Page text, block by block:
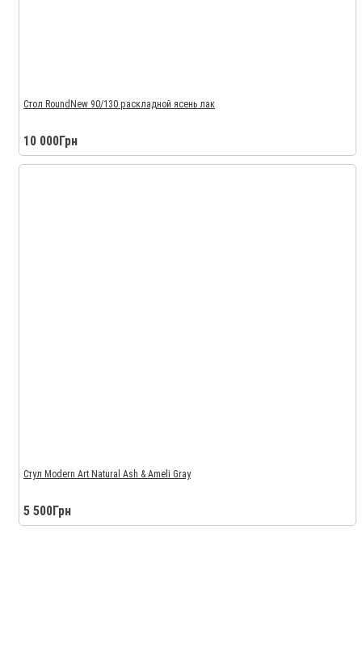
Стол RoundNew 90/130 раскладной ясень лак
10 000Грн
Стул Modern Art Natural Ash & Ameli Gray
5 500Грн